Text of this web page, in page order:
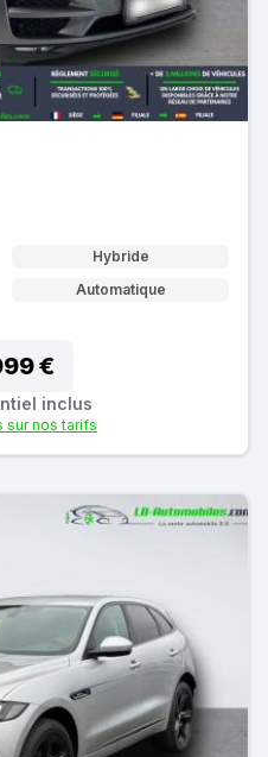
Hybride
Automatique
€
inclus
sur nos tarifs